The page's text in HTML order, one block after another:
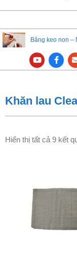
Navigation
Menu
Băng keo non –
Khăn lau
Hiển thị tất cả 9 kết